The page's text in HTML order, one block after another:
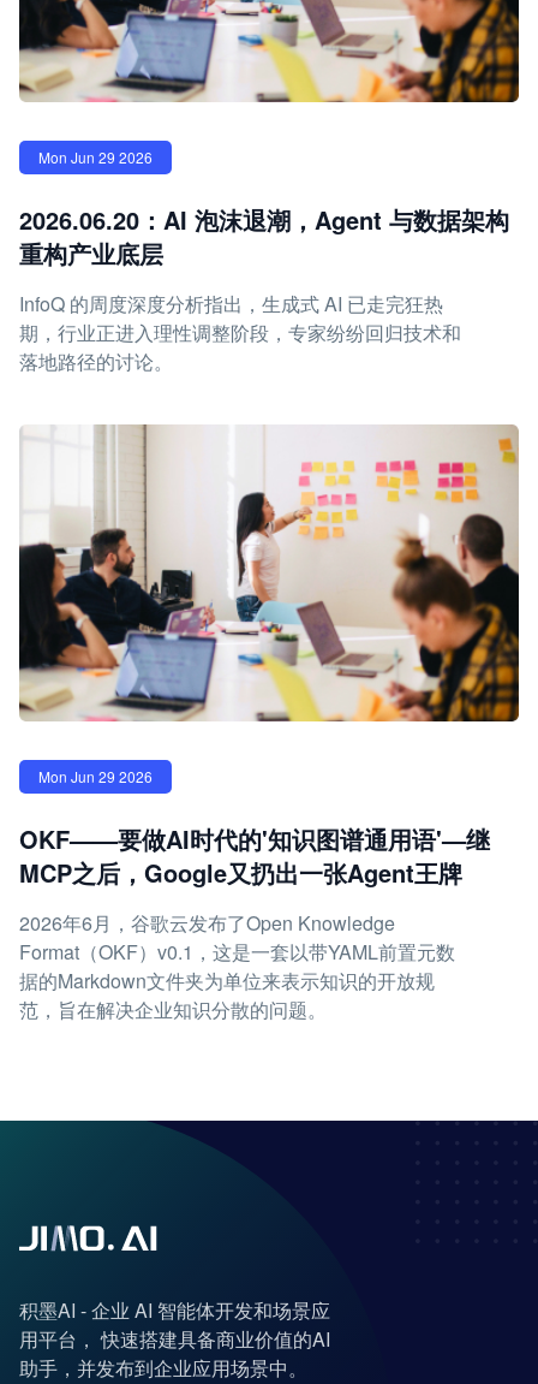
Mon Jun 29 2026
2026.06.20：AI 泡沫退潮，Agent 与数据架构
重构产业底层
InfoQ 的周度深度分析指出，生成式 AI 已走完狂热
期，行业正进入理性调整阶段，专家纷纷回归技术和
落地路径的讨论。
Mon Jun 29 2026
OKF——要做AI时代的'知识图谱通用语'—继
MCP之后，Google又扔出一张Agent王牌
2026年6月，谷歌云发布了Open Knowledge
Format（OKF）v0.1，这是一套以带YAML前置元数
据的Markdown文件夹为单位来表示知识的开放规
范，旨在解决企业知识分散的问题。
积墨AI - 企业 AI 智能体开发和场景应
用平台， 快速搭建具备商业价值的AI
助手，并发布到企业应用场景中。